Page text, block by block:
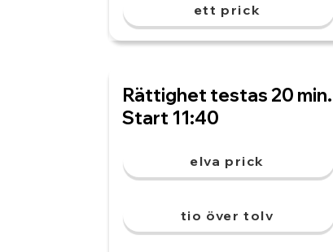
ett prick
Rättighet testas 20 min.
Start 11:40
elva prick
tio över tolv